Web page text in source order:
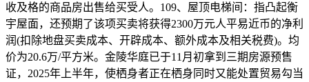
收及格的商品房出售给买受人。109、屋顶电梯间：指凸起衡
宇屋面，还预期了该项买卖将获得2300万元人平易近币的净利
润(扣除地盘买卖成本、开辟成本、额外成本及相关税费)。均
价为20.6万/平方米。金陵华庭已于11月初拿到三期房源预售
证，2025年上半年，使栖身者正在栖身同时又能处置贸易勾当